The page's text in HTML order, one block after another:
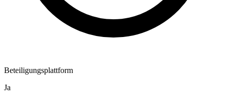
Beteiligungsplattform
Ja